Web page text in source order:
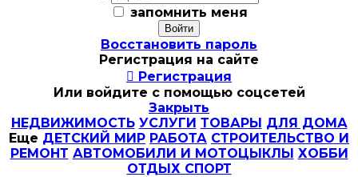
запомнить меня
Восстановить пароль
Регистрация на сайте
 Регистрация
Или войдите с помощью соцсетей
Закрыть
НЕДВИЖИМОСТЬ УСЛУГИ ТОВАРЫ ДЛЯ ДОМА
Еще ДЕТСКИЙ МИР РАБОТА СТРОИТЕЛЬСТВО И
РЕМОНТ АВТОМОБИЛИ И МОТОЦЫКЛЫ ХОББИ
ОТДЫХ СПОРТ